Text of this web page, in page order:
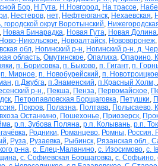
Бор, Н.Гута, Н.Новгород, На трассе,
, Нестеров, нет, Нефтеюганск, Нехаевская,
городской округ Воротынский,
, Новая Бинарадка, Новая Гута, Новая Долина
Ново-Никольское, Новоалтайск, Нововоронеж,
обл, Ногинский р-н, Ногинский р-н, д.
область, Омутинское, Опалиха, Опарино,
, п. Борисовка, п. Быково, п. Гигант, п.
п. Мирное, п. Новобурейский, п.
, п.Джубга, п.Знаменский, п.Красный Холм,
р-н,, Пекша, Пенза, Первомайское,
, Петропавловская Борщаговка, Петушки,
, Покров, Полазна, Полтава, Полысаево,
Останкино, Пошехонье, Приозерск,
, р.п. Зубова Поляна, р.п. Колывань, р.п.
, Родники, Романцево, Ромны, Россия,
, Руза, Рузаевка, Рыбинск, Рязанская обл.,
р-на, с. Елец-Маланино, с. Изосимово, с.
, с. Софиевская Борщаговка, с. Софьино,